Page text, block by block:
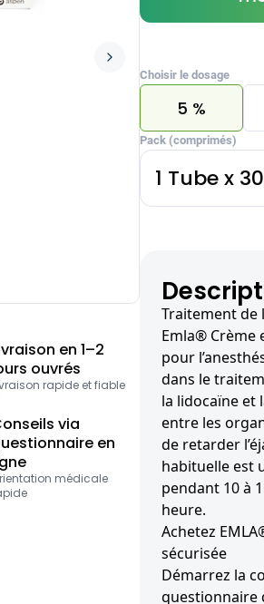
en 1–2
ouvrés
rapide et fiable
via
en
médicale
Choisir le dosage
5 %
Pack (comprimés)
1 Tube x
Traitement de
Emla® Crème
pour
dans le
la lidocaïne et
entre les
de retarder
habituelle est
pendant 10 à
heure.
Achetez
sécurisée
Démarrez la
questionnaire